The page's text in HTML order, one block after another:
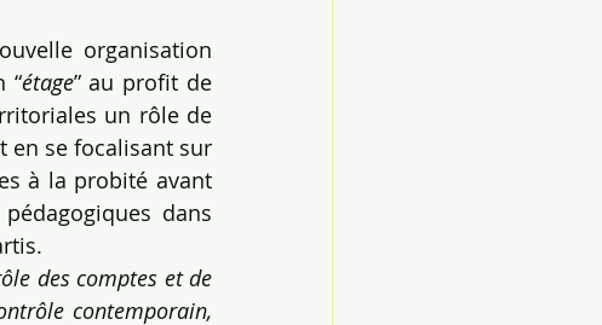
organisation
“étage” au profit de
un rôle de
en se focalisant sur
à la probité avant
dans
des comptes et de
contemporain,